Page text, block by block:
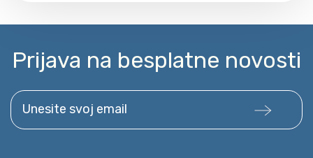
Prijava na besplatne novosti
Unesite svoj email